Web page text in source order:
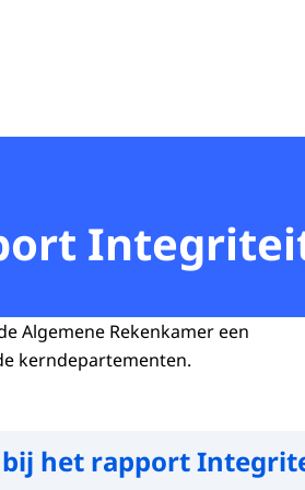
Algemene Rekenkamer een
kerndepartementen.
het rapport